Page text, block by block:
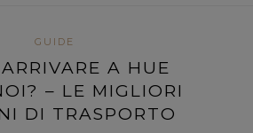
GUIDE
A HUE
– LE MIGLIORI
DI TRASPORTO